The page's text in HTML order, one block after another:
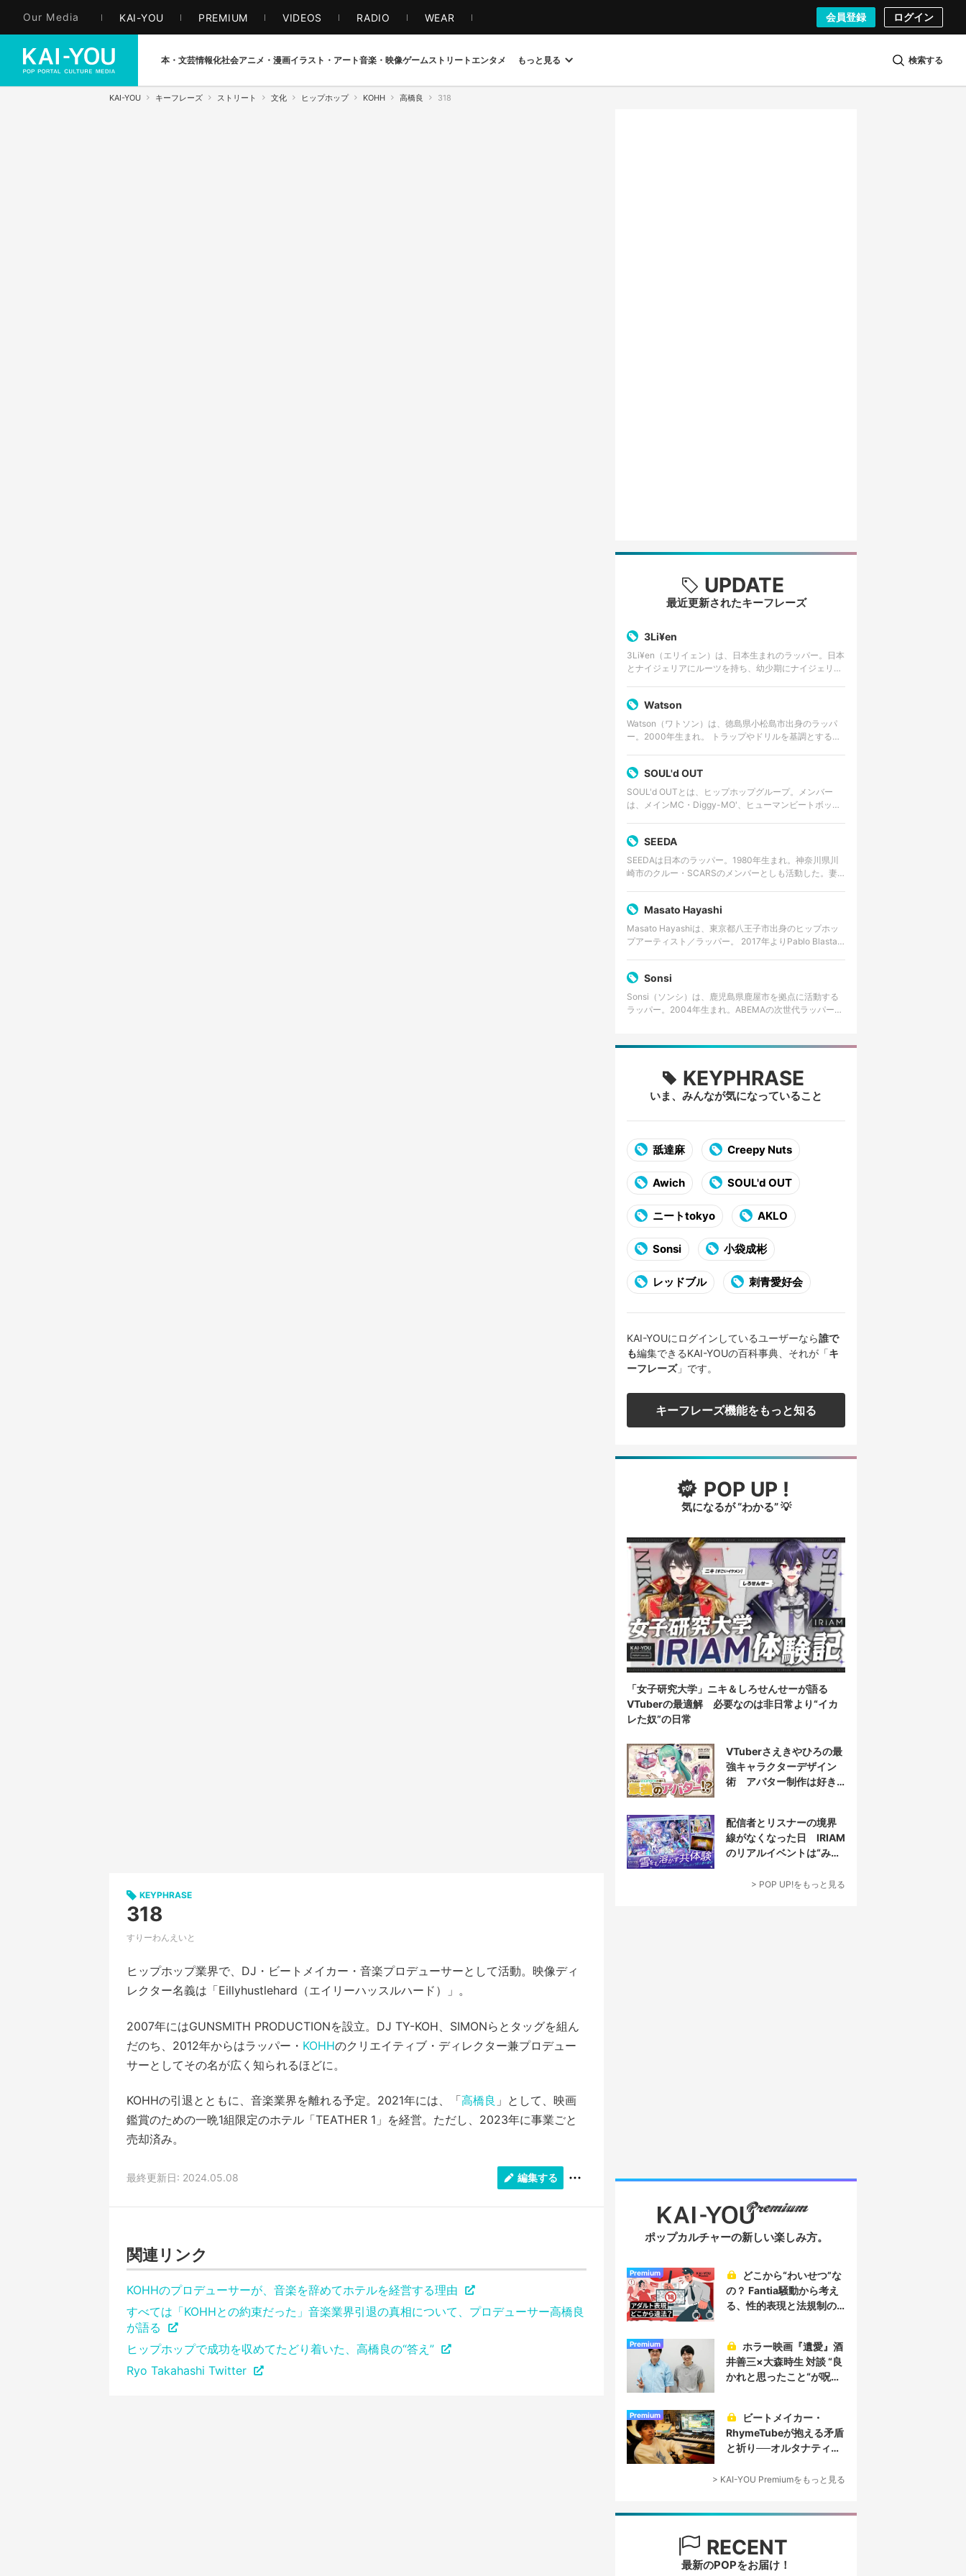
Our Media KAI-YOU PREMIUM VIDEOS RADIO WEAR 会員登録 ログイン
本・文芸情報化社会アニメ・漫画イラスト・アート音楽・映像ゲームストリート エンタメ もっと見る 検索する
KAI-YOU キーフレーズ ストリート 文化 ヒップホップ KOHH 高橋良 318
KEYPHRASE
318
すりーわんえいと
ヒップホップ業界で、DJ・ビートメイカー・音楽プロデューサーとして活動。映像ディ
レクター名義は「Eillyhustlehard（エイリーハッスルハード）」。
2007年にはGUNSMITH PRODUCTIONを設立。DJ TY-KOH、SIMONらとタッグを組ん
だのち、2012年からはラッパー・ KOHHのクリエイティブ・ディレクター兼プロデュー
サーとしてその名が広く知られるほどに。
KOHHの引退とともに、音楽業界を離れる予定。2021年には、「高橋良 」として、映画
鑑賞のための一晩1組限定のホテル「TEATHER 1」を経営。ただし、2023年に事業ごと
売却済み。
最終更新日: 2024.05.08 編集する
関連リンク
KOHHのプロデューサーが、音楽を辞めてホテルを経営する理由
すべては「KOHHとの約束だった」音楽業界引退の真相について、プロデューサー高橋良
が語る
ヒップホップで成功を収めてたどり着いた、高橋良の“答え”
Ryo Takahashi Twitter
UPDATE
最近更新されたキーフレーズ
3Li¥en
3Li¥en（エリイェン）は、日本生まれのラッパー。日本
とナイジェリアにルーツを持ち、幼少期にナイジェリ
Watson
Watson（ワトソン）は、徳島県小松島市出身のラッパ
ー。2000年生まれ。 トラップやドリルを基調とするビ
SOUL'd OUT
SOUL'd OUTとは、ヒップホップグループ。メンバー
は、メインMC・Diggy-MO'、ヒューマンビートボック
SEEDA
SEEDAは日本のラッパー。1980年生まれ。神奈川県川
崎市のクルー・SCARSのメンバーとしも活動した。妻
Masato Hayashi
Masato Hayashiは、東京都八王子市出身のヒップホッ
プアーティスト／ラッパー。 2017年よりPablo Blasta
Sonsi
Sonsi（ソンシ）は、鹿児島県鹿屋市を拠点に活動する
ラッパー。2004年生まれ。ABEMAの次世代ラッパー発
KEYPHRASE
いま、みんなが気になっていること
舐達麻 Creepy Nuts
Awich SOUL'd OUT
ニートtokyo AKLO
Sonsi 小袋成彬
レッドブル 刺青愛好会
KAI-YOUにログインしているユーザーなら誰で
も編集できるKAI-YOUの百科事典、それが「キ
ーフレーズ」です。
キーフレーズ機能をもっと知る
POP UP !
気になるが “わかる” 💡
「女子研究大学」ニキ＆しろせんせーが語る
VTuberの最適解 必要なのは非日常より“イカ
レた奴”の日常
VTuberさえきやひろの最
強キャラクターデザイン
術 アバター制作は好き
配信者とリスナーの境界
線がなくなった日 IRIAM
のリアルイベントは“みん
> POP UP!をもっと見る
ポップカルチャーの新しい楽しみ方。
Premium
の？ Fantia騒動から考え
る、性的表現と法規制の
Premium
井善三×大森時生 対談 “良
かれと思ったこと“が呪い
Premium
RhymeTubeが抱える矛盾
と祈り──オルタナティブ
ューサー論
> KAI-YOU Premiumをもっと見る
RECENT
最新のPOPをお届け！